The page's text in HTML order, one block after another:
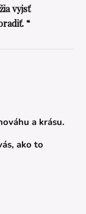
vyjsť
“
a krásu.
ako to